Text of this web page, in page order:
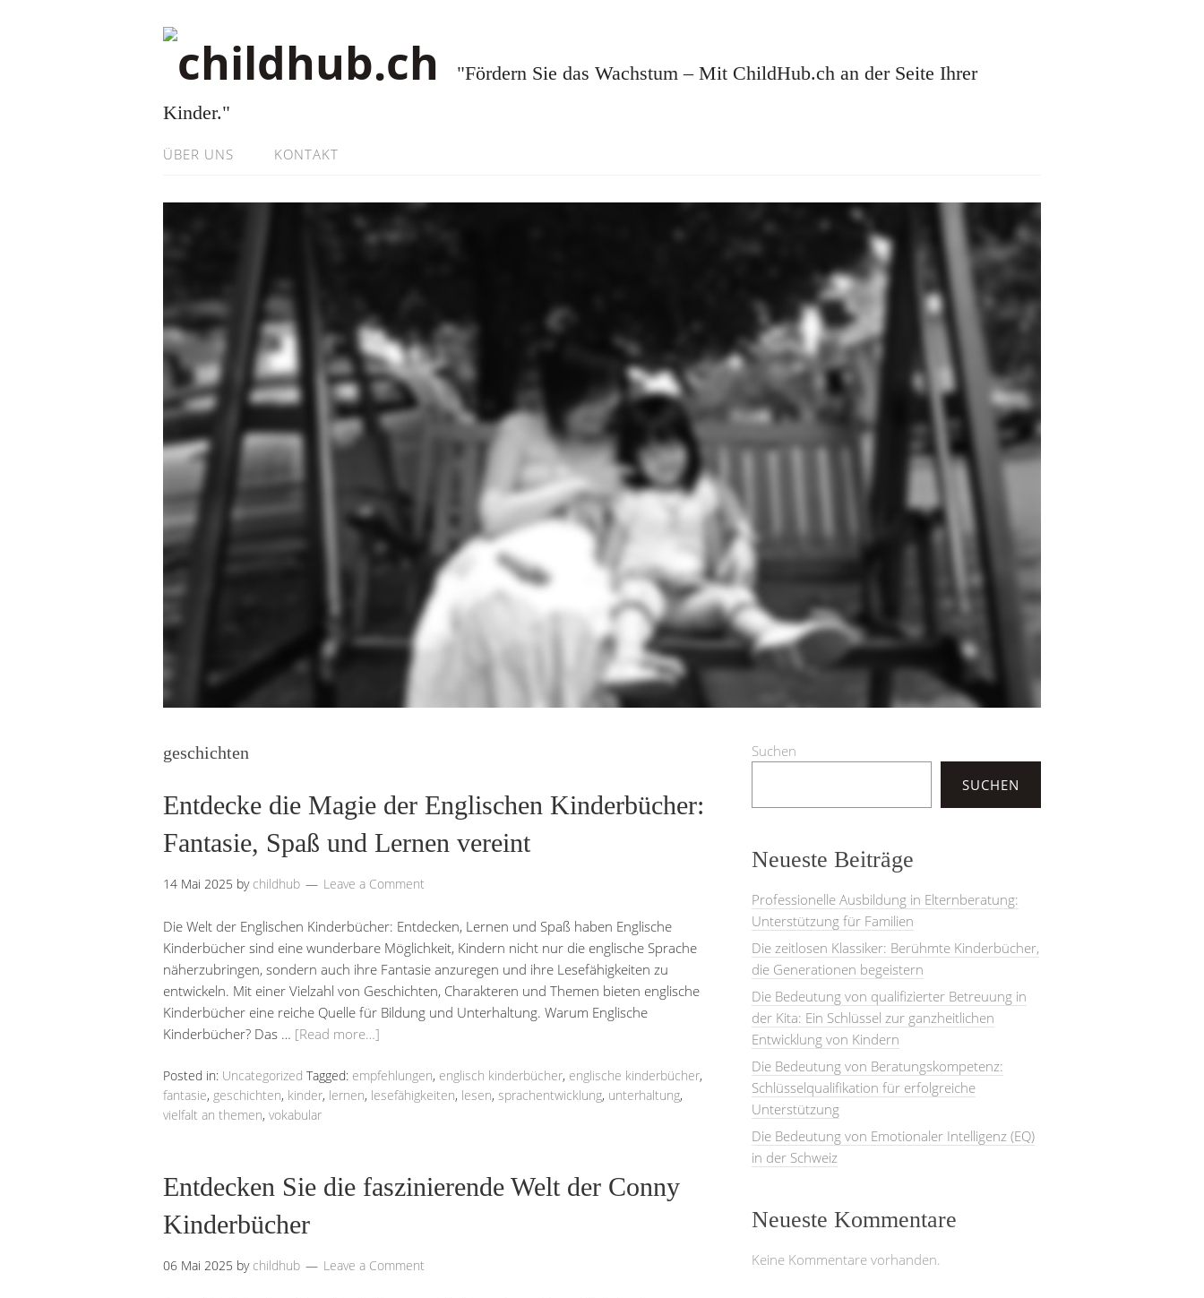
"Fördern Sie das Wachstum – Mit ChildHub.ch an der Seite Ihrer
Kinder."
ÜBER UNS KONTAKT
geschichten
Entdecke die Magie der Englischen Kinderbücher:
Fantasie, Spaß und Lernen vereint
14 Mai 2025 by childhub Leave a Comment
Die Welt der Englischen Kinderbücher: Entdecken, Lernen und Spaß haben Englische
Kinderbücher sind eine wunderbare Möglichkeit, Kindern nicht nur die englische Sprache
näherzubringen, sondern auch ihre Fantasie anzuregen und ihre Lesefähigkeiten zu
entwickeln. Mit einer Vielzahl von Geschichten, Charakteren und Themen bieten englische
Kinderbücher eine reiche Quelle für Bildung und Unterhaltung. Warum Englische
Kinderbücher? Das … [Read more…]
Posted in: Uncategorized Tagged: empfehlungen, englisch kinderbücher, englische kinderbücher,
fantasie, geschichten, kinder, lernen, lesefähigkeiten, lesen, sprachentwicklung, unterhaltung,
vielfalt an themen, vokabular
Entdecken Sie die faszinierende Welt der Conny
Kinderbücher
06 Mai 2025 by childhub Leave a Comment
Suchen
SUCHEN
Neueste Beiträge
Professionelle Ausbildung in Elternberatung:
Unterstützung für Familien
Die zeitlosen Klassiker: Berühmte Kinderbücher,
die Generationen begeistern
Die Bedeutung von qualifizierter Betreuung in
der Kita: Ein Schlüssel zur ganzheitlichen
Entwicklung von Kindern
Die Bedeutung von Beratungskompetenz:
Schlüsselqualifikation für erfolgreiche
Unterstützung
Die Bedeutung von Emotionaler Intelligenz (EQ)
in der Schweiz
Neueste Kommentare
Keine Kommentare vorhanden.